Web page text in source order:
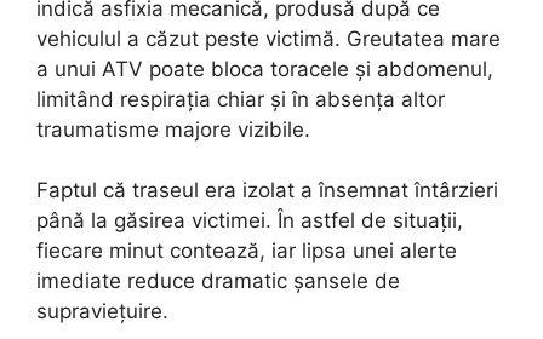
indică asfixia mecanică, produsă după ce
vehiculul a căzut peste victimă. Greutatea mare
a unui ATV poate bloca toracele și abdomenul,
limitând respirația chiar și în absența altor
traumatisme majore vizibile.
Faptul că traseul era izolat a însemnat întârzieri
până la găsirea victimei. În astfel de situații,
fiecare minut contează, iar lipsa unei alerte
imediate reduce dramatic șansele de
supraviețuire.